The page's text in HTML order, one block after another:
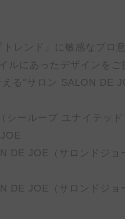
レンド』に敏感なプロ
ルにあったデザインを
える"サロン SALON DE